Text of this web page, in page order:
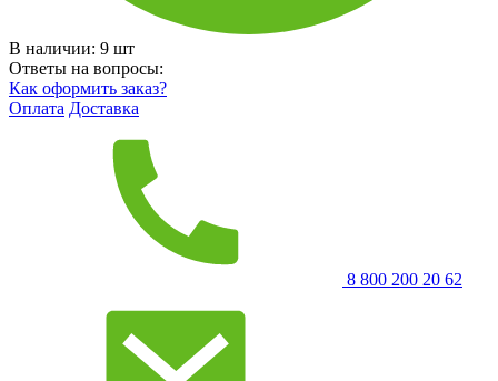
В наличии: 9 шт
Ответы на вопросы:
Как оформить заказ?
Оплата Доставка
8 800 200 20 62